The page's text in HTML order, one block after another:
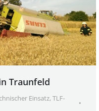
Traunfeld
Einsatz,TLF-